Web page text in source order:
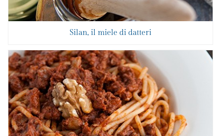
Silan, il miele di datteri